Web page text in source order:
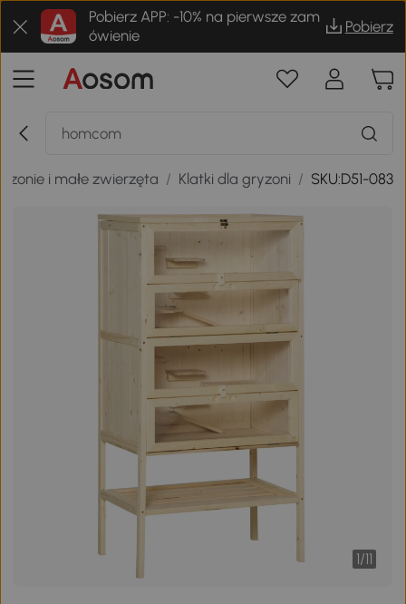
Pobierz APP: -10% na pierwsze zam
ówienie
Pobierz
i małe zwierzęta / Klatki dla gryzoni / SKU:D51-083
1/11